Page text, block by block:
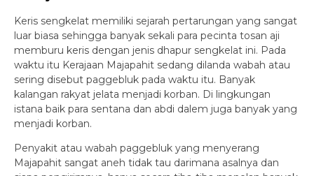
Keris sengkelat memiliki sejarah pertarungan yang sangat
luar biasa sehingga banyak sekali para pecinta tosan aji
memburu keris dengan jenis dhapur sengkelat ini. Pada
waktu itu Kerajaan Majapahit sedang dilanda wabah atau
sering disebut paggebluk pada waktu itu. Banyak
kalangan rakyat jelata menjadi korban. Di lingkungan
istana baik para sentana dan abdi dalem juga banyak yang
menjadi korban.
Penyakit atau wabah paggebluk yang menyerang
Majapahit sangat aneh tidak tau darimana asalnya dan